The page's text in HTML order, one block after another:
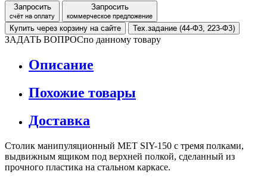
Запросить
счёт на оплату
Запросить
коммерческое предложение
Купить через корзину на сайте Тех.задание (44-Ф3, 223-Ф3)
ЗАДАТЬ ВОПРОСпо данному товару
Описание
Похожие товары
Доставка
Столик манипуляционный МЕТ SIY-150 с тремя полками,
выдвижным ящиком под верхней полкой, сделанный из
прочного пластика на стальном каркасе.